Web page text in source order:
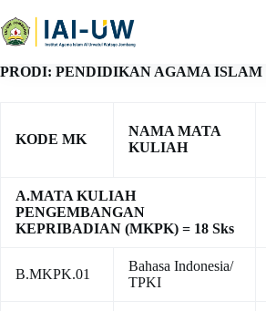
PRODI: PENDIDIKAN AGAMA ISLAM
KODE MK
NAMA MATA
KULIAH
A.MATA KULIAH
PENGEMBANGAN
KEPRIBADIAN (MKPK) = 18 Sks
B.MKPK.01
Bahasa Indonesia/
TPKI